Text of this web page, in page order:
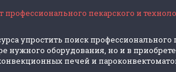
профессионального пекарского и
упростить поиск
оборудования, но и в
печей и